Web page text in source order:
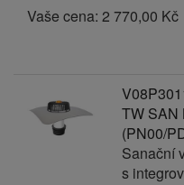
Vaše cena: 2 770,00 Kč
TW SAN
(PN00/
Sanační
s